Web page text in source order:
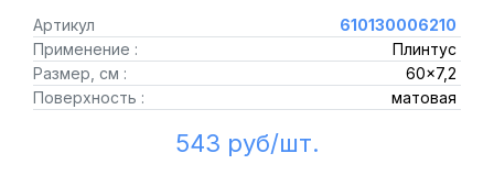
Артикул
610130006210
Применение :
Плинтус
Размер, см :
60x7,2
Поверхность :
матовая
543 руб/шт.